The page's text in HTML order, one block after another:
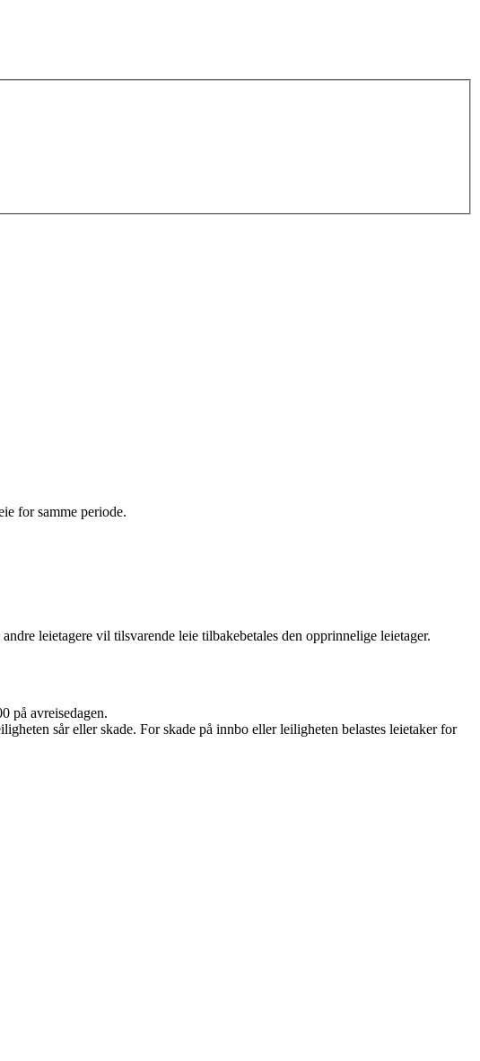
for samme periode.
leietagere vil tilsvarende leie tilbakebetales den opprinnelige leietager.
på avreisedagen.
sår eller skade. For skade på innbo eller leiligheten belastes leietaker for